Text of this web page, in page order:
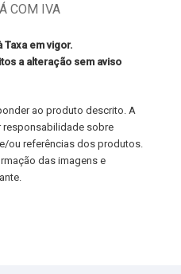
COM IVA
em vigor.
a alteração sem aviso
ao produto descrito. A
responsabilidade sobre
ou referências dos produtos.
das imagens e